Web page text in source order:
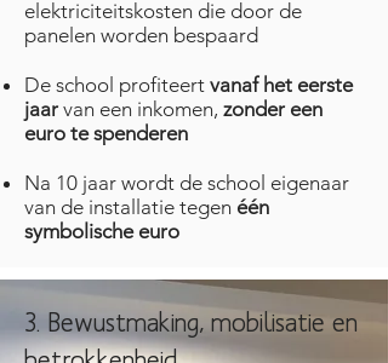
elektriciteitskosten die door de
panelen worden bespaard
De school profiteert vanaf het eerste
jaar van een inkomen, zonder een
euro te spenderen
Na 10 jaar wordt de school eigenaar
van de installatie tegen één
symbolische euro
3. Bewustmaking, mobilisatie en